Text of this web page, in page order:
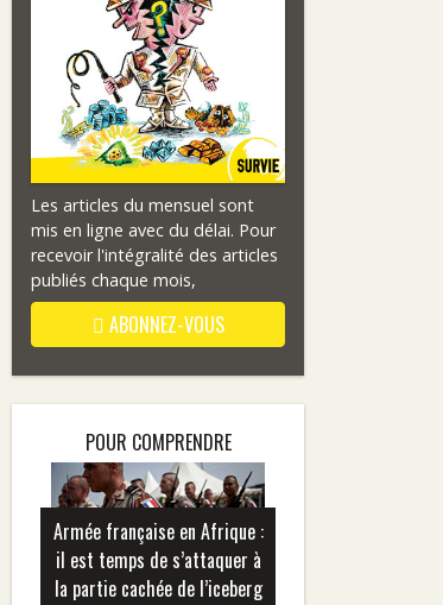
Les articles du mensuel sont
mis en ligne avec du délai. Pour
recevoir l'intégralité des articles
publiés chaque mois,
ABONNEZ-VOUS
POUR COMPRENDRE
Armée française en Afrique :
il est temps de s’attaquer à
la partie cachée de l’iceberg